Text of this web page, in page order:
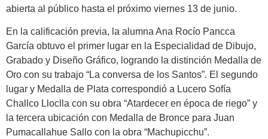
abierta al público hasta el próximo viernes 13 de junio.
En la calificación previa, la alumna Ana Rocío Pancca
García obtuvo el primer lugar en la Especialidad de Dibujo,
Grabado y Diseño Gráfico, logrando la distinción Medalla de
Oro con su trabajo “La conversa de los Santos”. El segundo
lugar y Medalla de Plata correspondió a Lucero Sofía
Challco Lloclla con su obra “Atardecer en época de riego” y
la tercera ubicación con Medalla de Bronce para Juan
Pumacallahue Sallo con la obra “Machupicchu”.